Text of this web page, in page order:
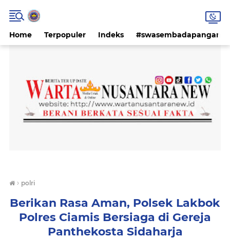
Home Terpopuler Indeks #swasembadapangan
› polri
Berikan Rasa Aman, Polsek Lakbok
Polres Ciamis Bersiaga di Gereja
Panthekosta Sidaharja